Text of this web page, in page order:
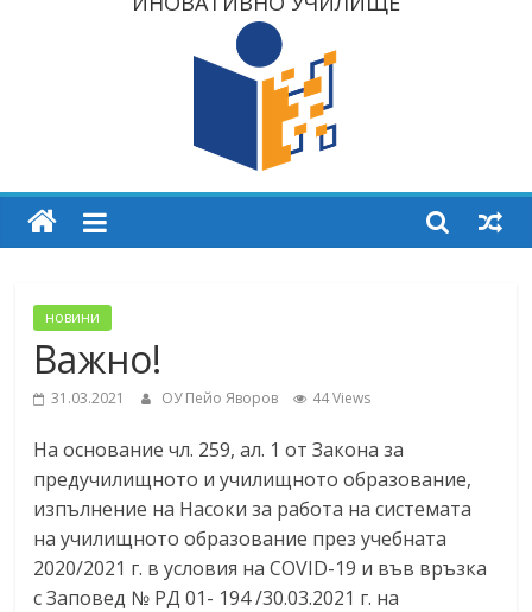
новини
Важно!
31.03.2021 ОУ Пейо Яворов 44 Views
На основание чл. 259, ал. 1 от Закона за
предучилищното и училищното образование,
изпълнение на Насоки за работа на системата
на училищното образование през учебната
2020/2021 г. в условия на COVID-19 и във връзка
с Заповед № РД 01- 194 /30.03.2021 г. на